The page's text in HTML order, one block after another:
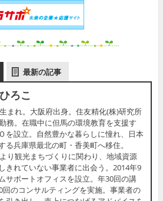
最新の記事
ろこ
まれ。大阪府出身。住友精化(株)研究所
務。在職中に但馬の環境教育を支援す
を設立。自然豊かな暮らしに憧れ、日本
る兵庫県最北の町・香美町へ移住。
り観光まちづくりに関わり、地域資源
きれていない事業者に出会う。2014年9
サポートオフィスを設立。年30回の講
回のコンサルティングを実施。事業者の